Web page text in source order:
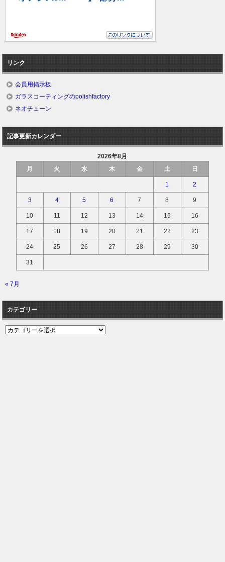
リンク
会員用掲示板
ガラスコーティングのpolishfactory
ネオチューン
記事更新カレンダー
2026年8月
月
火 水 木 金 土 日
1 2
3 4 5 6 7 8 9
10 11 12 13 14 15 16
17 18 19 20 21 22 23
24 25 26 27 28 29 30
31
« 7月
カテゴリー
カ